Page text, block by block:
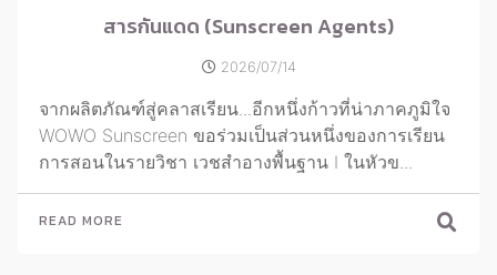
สารกันแดด (Sunscreen Agents)
2026/07/14
จากผลิตภัณฑ์สู่คลาสเรียน...อีกหนึ่งก้าวที่น่าภาคภูมิใจ
WOWO Sunscreen ขอร่วมเป็นส่วนหนึ่งของการเรียน
การสอนในรายวิชา เวชสำอางพื้นฐาน I ในหัวข...
READ MORE